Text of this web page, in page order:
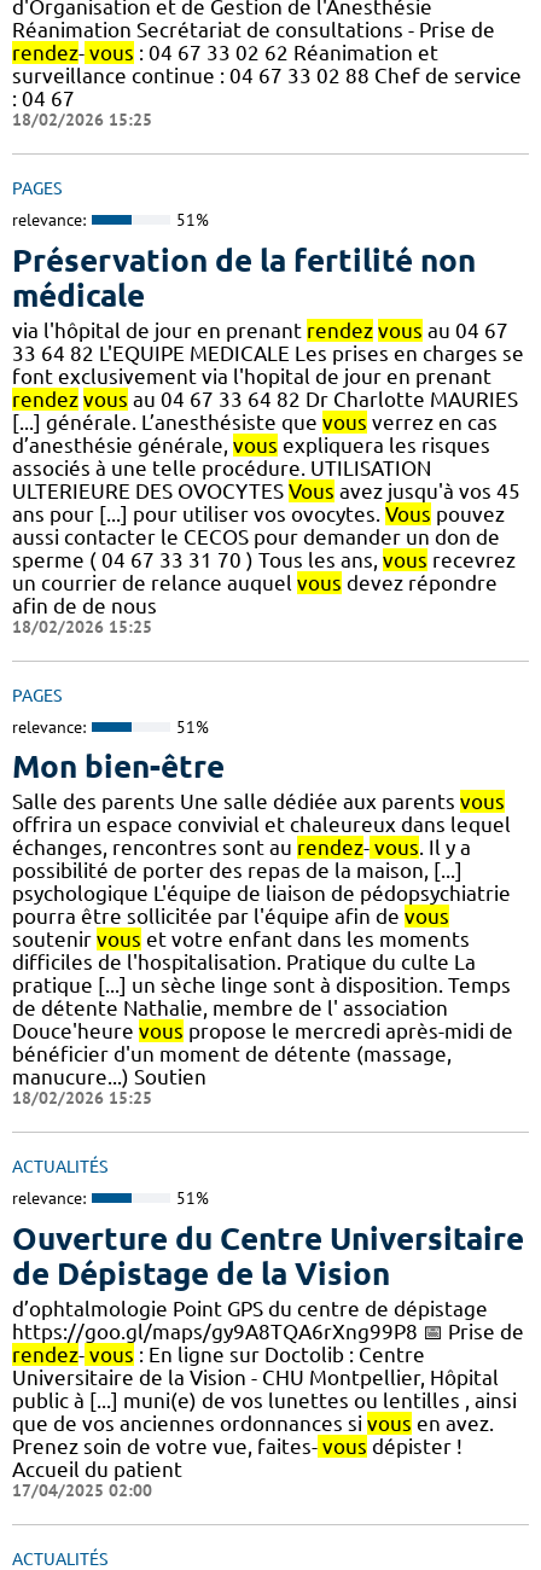
d'Organisation et de Gestion de l'Anesthésie
Réanimation Secrétariat de consultations - Prise de
rendez- vous : 04 67 33 02 62 Réanimation et
surveillance continue : 04 67 33 02 88 Chef de service
: 04 67
18/02/2026 15:25
PAGES
relevance: 51%
Préservation de la fertilité non
médicale
via l'hôpital de jour en prenant rendez vous au 04 67
33 64 82 L'EQUIPE MEDICALE Les prises en charges se
font exclusivement via l'hopital de jour en prenant
rendez vous au 04 67 33 64 82 Dr Charlotte MAURIES
[...] générale. L’anesthésiste que vous verrez en cas
d’anesthésie générale, vous expliquera les risques
associés à une telle procédure. UTILISATION
ULTERIEURE DES OVOCYTES Vous avez jusqu'à vos 45
ans pour [...] pour utiliser vos ovocytes. Vous pouvez
aussi contacter le CECOS pour demander un don de
sperme ( 04 67 33 31 70 ) Tous les ans, vous recevrez
un courrier de relance auquel vous devez répondre
afin de de nous
18/02/2026 15:25
PAGES
relevance: 51%
Mon bien-être
Salle des parents Une salle dédiée aux parents vous
offrira un espace convivial et chaleureux dans lequel
échanges, rencontres sont au rendez- vous. Il y a
possibilité de porter des repas de la maison, [...]
psychologique L'équipe de liaison de pédopsychiatrie
pourra être sollicitée par l'équipe afin de vous
soutenir vous et votre enfant dans les moments
difficiles de l'hospitalisation. Pratique du culte La
pratique [...] un sèche linge sont à disposition. Temps
de détente Nathalie, membre de l' association
Douce'heure vous propose le mercredi après-midi de
bénéficier d'un moment de détente (massage,
manucure...) Soutien
18/02/2026 15:25
ACTUALITÉS
relevance: 51%
Ouverture du Centre Universitaire
de Dépistage de la Vision
d’ophtalmologie Point GPS du centre de dépistage
https://goo.gl/maps/gy9A8TQA6rXng99P8 📅 Prise de
rendez- vous : En ligne sur Doctolib : Centre
Universitaire de la Vision - CHU Montpellier, Hôpital
public à [...] muni(e) de vos lunettes ou lentilles , ainsi
que de vos anciennes ordonnances si vous en avez.
Prenez soin de votre vue, faites- vous dépister !
Accueil du patient
17/04/2025 02:00
ACTUALITÉS